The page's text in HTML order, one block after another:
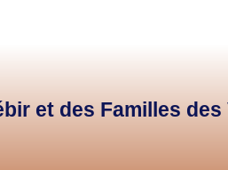
et des Familles des